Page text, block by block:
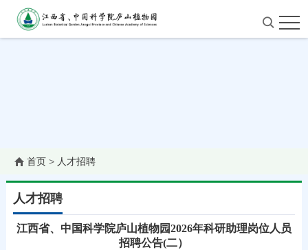
首页> 人才招聘
人才招聘
江西省、中国科学院庐山植物园2026年科研助理岗位人员
招聘公告(二）